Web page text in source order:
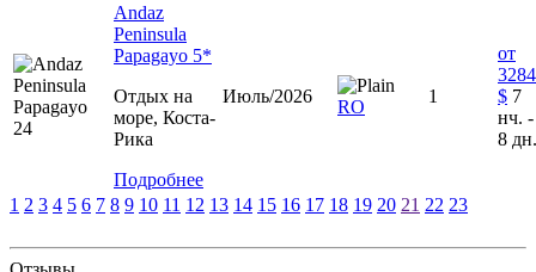
Andaz
Peninsula
Papagayo 5*
Отдых на
море, Коста-
Рика
Подробнее
Июль/2026
RO
1
от
3284
$ 7
нч. -
8 дн.
1 2 3 4 5 6 7 8 9 10 11 12 13 14 15 16 17 18 19 20 21 22 23